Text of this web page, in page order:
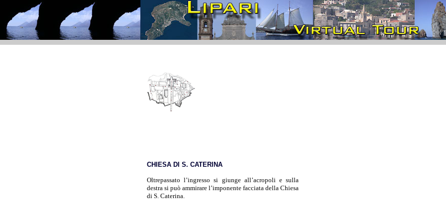
CHIESA DI S. CATERINA
Oltrepassato l’ingresso si giunge all’acropoli e sulla
destra si può ammirare l’imponente facciata della Chiesa
di S. Caterina.